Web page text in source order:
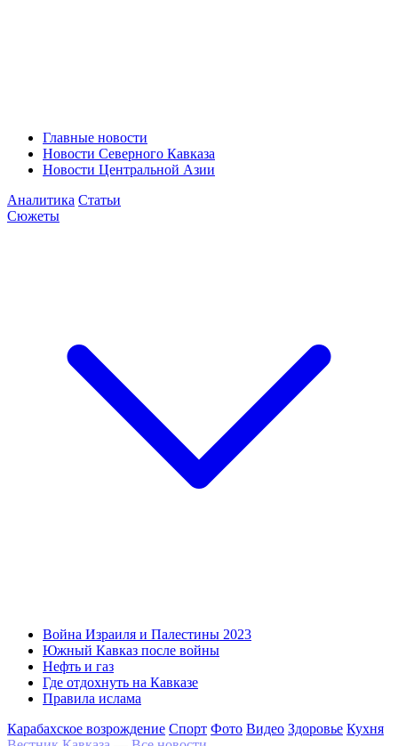
Главные новости
Новости Северного Кавказа
Новости Центральной Азии
Аналитика Статьи
Сюжеты
Война Израиля и Палестины 2023
Южный Кавказ после войны
Нефть и газ
Где отдохнуть на Кавказе
Правила ислама
Карабахское возрождение Спорт Фото Видео Здоровье Кухня